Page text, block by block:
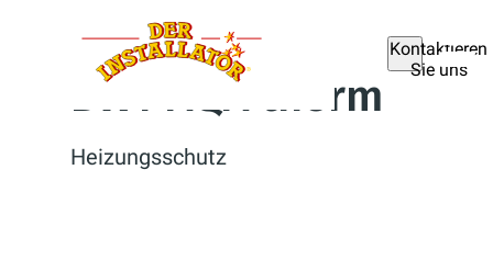
Kontaktieren
Sie uns
BWT AQA therm
Heizungsschutz